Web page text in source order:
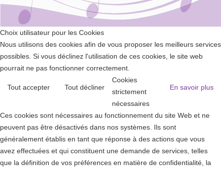
Choix utilisateur pour les Cookies
Nous utilisons des cookies afin de vous proposer les meilleurs services
possibles. Si vous déclinez l'utilisation de ces cookies, le site web
pourrait ne pas fonctionner correctement.
Tout accepter Tout décliner En savoir plus
Cookies
strictement
nécessaires
Ces cookies sont nécessaires au fonctionnement du site Web et ne
peuvent pas être désactivés dans nos systèmes. Ils sont
généralement établis en tant que réponse à des actions que vous
avez effectuées et qui constituent une demande de services, telles
que la définition de vos préférences en matière de confidentialité, la